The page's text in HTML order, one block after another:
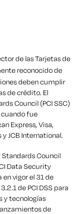
de las Tarjetas de
reconocido de
deben cumplir
de crédito. El
Council (PCI SSC)
cuando fue
Express, Visa,
JCB International.
Standards Council
Data Security
en vigor el 31 de
de PCI DSS para
y tecnologías
de